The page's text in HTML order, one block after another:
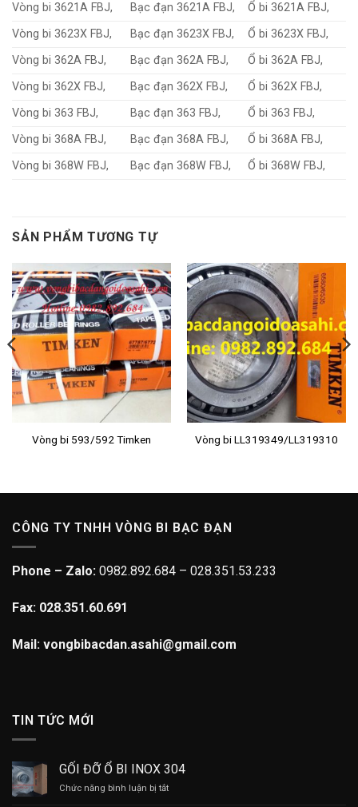
Vòng bi 3621A FBJ,
Bạc đạn 3621A FBJ,
Ổ bi 3621A FBJ,
Vòng bi 3623X FBJ,
Bạc đạn 3623X FBJ,
Ổ bi 3623X FBJ,
Vòng bi 362A FBJ,
Bạc đạn 362A FBJ,
Ổ bi 362A FBJ,
Vòng bi 362X FBJ,
Bạc đạn 362X FBJ,
Ổ bi 362X FBJ,
Vòng bi 363 FBJ,
Bạc đạn 363 FBJ,
Ổ bi 363 FBJ,
Vòng bi 368A FBJ,
Bạc đạn 368A FBJ,
Ổ bi 368A FBJ,
Vòng bi 368W FBJ,
Bạc đạn 368W FBJ, Ổ bi 368W FBJ,
SẢN PHẨM TƯƠNG TỰ
Vòng bi 593/592 Timken Vòng bi LL319349/LL319310
CÔNG TY TNHH VÒNG BI BẠC ĐẠN
Phone – Zalo: 0982.892.684 – 028.351.53.233
Fax: 028.351.60.691
Mail: vongbibacdan.asahi@gmail.com
TIN TỨC MỚI
GỐI ĐỠ Ổ BI INOX 304
Chức năng bình luận bị tắtở